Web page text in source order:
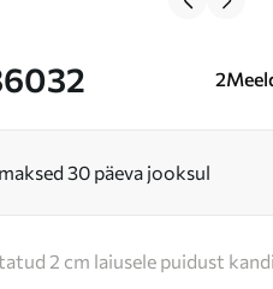
2
30 päeva jooksul
2 cm laiusele puidust